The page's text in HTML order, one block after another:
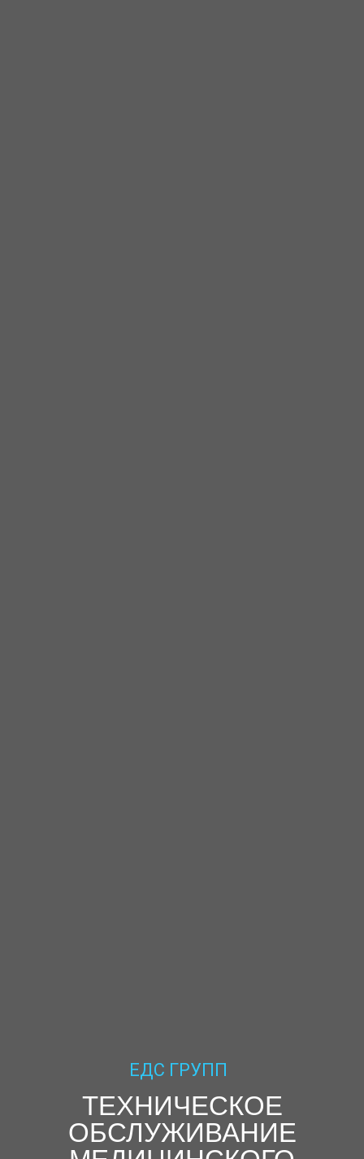
ЕДС ГРУПП
ТЕХНИЧЕСКОЕ
ОБСЛУЖИВАНИЕ